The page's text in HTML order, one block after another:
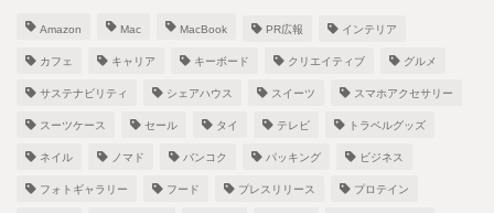
Amazon Mac MacBook PR広報 インテリア
カフェ キャリア キーボード クリエイティブ グルメ
サステナビリティ シェアハウス スイーツ スマホアクセサリー
スーツケース セール タイ テレビ トラベルグッズ
ネイル ノマド バンコク パッキング ビジネス
フォトギャラリー フード プレスリリース プロテイン